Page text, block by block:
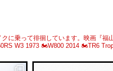
に乗って徘徊しています。映画『福
W3 1973 🏍️W800 2014 🏍️TR6